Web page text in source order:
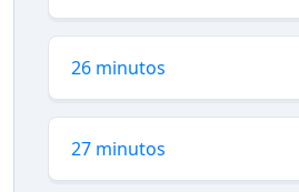
26 minutos
27 minutos